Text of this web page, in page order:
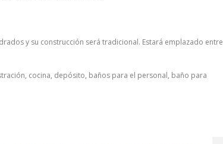
y su construcción será tradicional. Estará emplazado entre
cocina, depósito, baños para el personal, baño para